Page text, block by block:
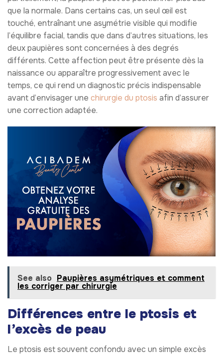
que la normale. Dans certains cas, un seul œil est
touché, entraînant une asymétrie visible qui modifie
l’équilibre facial, tandis que dans d’autres situations, les
deux paupières sont concernées à des degrés
différents. Cette affection peut être présente dès la
naissance ou apparaître progressivement avec le
temps, ce qui rend un diagnostic précis indispensable
avant d’envisager une chirurgie du ptosis afin d’assurer
une correction adaptée.
See also Paupières asymétriques et comment
les corriger par chirurgie
Différences entre le ptosis et
l’excès de peau
Le ptosis est souvent confondu avec un simple excès